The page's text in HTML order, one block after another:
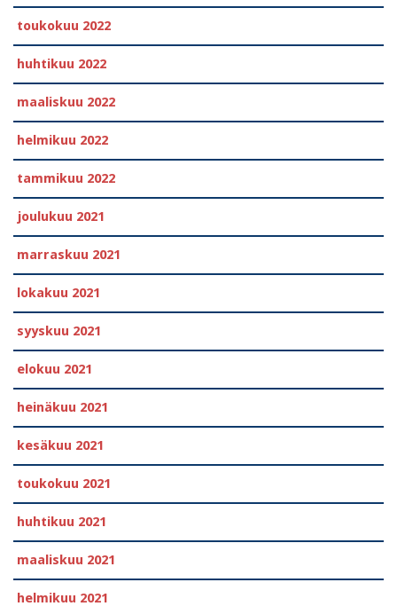
toukokuu 2022
huhtikuu 2022
maaliskuu 2022
helmikuu 2022
tammikuu 2022
joulukuu 2021
marraskuu 2021
lokakuu 2021
syyskuu 2021
elokuu 2021
heinäkuu 2021
kesäkuu 2021
toukokuu 2021
huhtikuu 2021
maaliskuu 2021
helmikuu 2021